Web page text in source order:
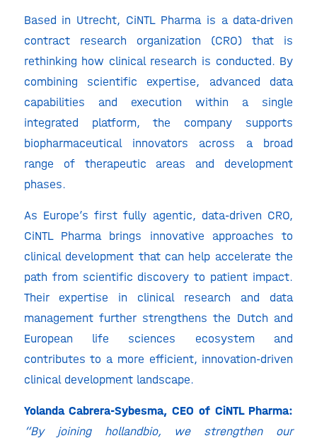
Based in Utrecht, CiNTL Pharma is a data-driven
contract research organization (CRO) that is
rethinking how clinical research is conducted. By
combining scientific expertise, advanced data
capabilities and execution within a single
integrated platform, the company supports
biopharmaceutical innovators across a broad
range of therapeutic areas and development
phases.
As Europe’s first fully agentic, data-driven CRO,
CiNTL Pharma brings innovative approaches to
clinical development that can help accelerate the
path from scientific discovery to patient impact.
Their expertise in clinical research and data
management further strengthens the Dutch and
European life sciences ecosystem and
contributes to a more efficient, innovation-driven
clinical development landscape.
Yolanda Cabrera-Sybesma, CEO of CiNTL Pharma:
“By joining hollandbio, we strengthen our